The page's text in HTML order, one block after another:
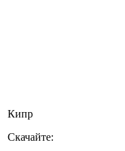
Кипр
Скачайте: